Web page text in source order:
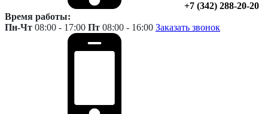
+7 (342) 288-20-20
Время работы:
Пн-Чт 08:00 - 17:00 Пт 08:00 - 16:00 Заказать звонок